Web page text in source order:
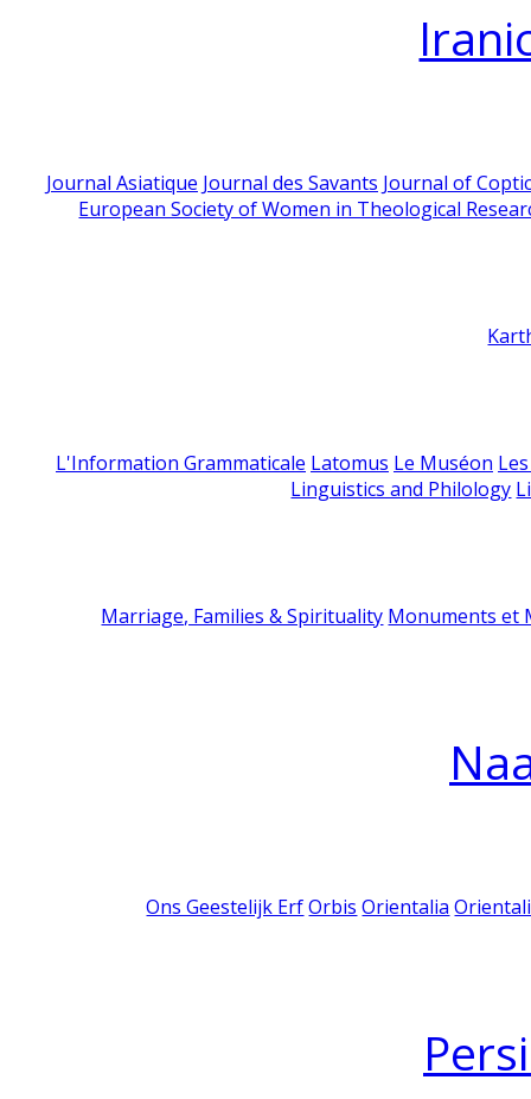
Journal Asiatique Journal des Savants Journal of
European Society of Women in Theological
L'Information Grammaticale Latomus Le Muséon
Linguistics and Philology
Marriage, Families & Spirituality Monuments et
Ons Geestelijk Erf Orbis Orientalia